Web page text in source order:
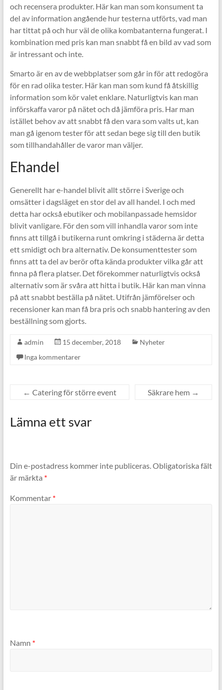
och recensera produkter. Här kan man som konsument ta
del av information angående hur testerna utförts, vad man
har tittat på och hur väl de olika kombatanterna fungerat. I
kombination med pris kan man snabbt få en bild av vad som
är intressant och inte.
Smarto är en av de webbplatser som går in för att redogöra
för en rad olika tester. Här kan man som kund få åtskillig
information som kör valet enklare. Naturligtvis kan man
införskaffa varor på nätet och då jämföra pris. Har man
istället behov av att snabbt få den vara som valts ut, kan
man gå igenom tester för att sedan bege sig till den butik
som tillhandahåller de varor man väljer.
Ehandel
Generellt har e-handel blivit allt större i Sverige och
omsätter i dagsläget en stor del av all handel. I och med
detta har också ebutiker och mobilanpassade hemsidor
blivit vanligare. För den som vill inhandla varor som inte
finns att tillgå i butikerna runt omkring i städerna är detta
ett smidigt och bra alternativ. De konsumenttester som
finns att ta del av berör ofta kända produkter vilka går att
finna på flera platser. Det förekommer naturligtvis också
alternativ som är svåra att hitta i butik. Här kan man vinna
på att snabbt beställa på nätet. Utifrån jämförelser och
recensioner kan man få bra pris och snabb hantering av den
beställning som gjorts.
admin 15 december, 2018
Nyheter
Inga kommentarer
← Catering för större event Säkrare hem →
Lämna ett svar
Din e-postadress kommer inte publiceras. Obligatoriska fält
är märkta *
Kommentar *
Namn *